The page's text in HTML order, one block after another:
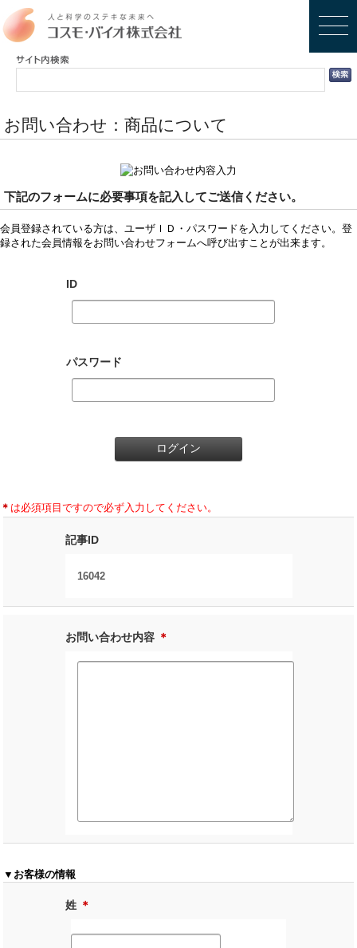
お問い合わせ：商品について
下記のフォームに必要事項を記入してご送信ください。
会員登録されている方は、ユーザＩＤ・パスワードを入力してください。登
録された会員情報をお問い合わせフォームへ呼び出すことが出来ます。
ID
パスワード
＊ は必須項目ですので必ず入力してください。
記事ID
16042
お問い合わせ内容 ＊
▼お客様の情報
姓 ＊